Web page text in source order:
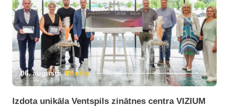
06. augusts Pilsēta
Izdota unikāla Ventspils zinātnes centra VIZIUM